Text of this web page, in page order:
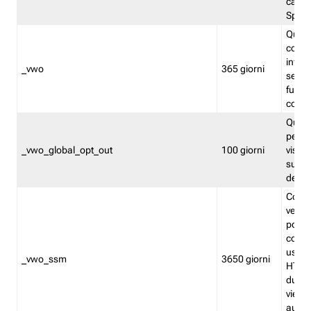
Split
_vwo 365 giorni
_vwo_global_opt_out 100 giorni
su
_vwo_ssm 3650 giorni
viene